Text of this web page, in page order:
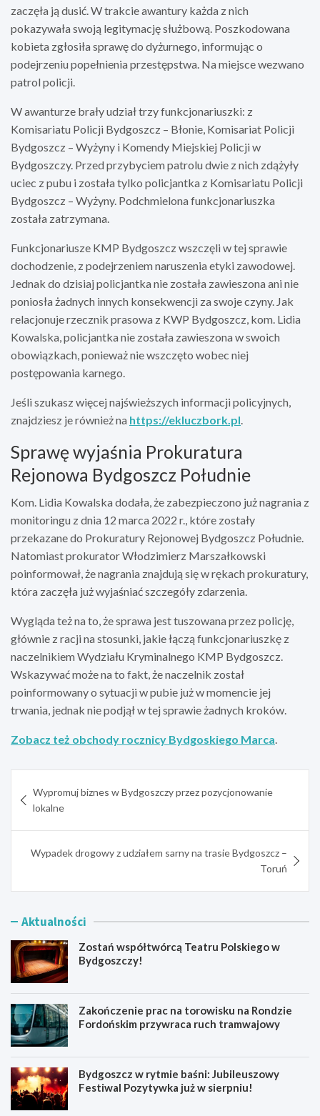
zaczęła ją dusić. W trakcie awantury każda z nich
pokazywała swoją legitymację służbową. Poszkodowana
kobieta zgłosiła sprawę do dyżurnego, informując o
podejrzeniu popełnienia przestępstwa. Na miejsce wezwano
patrol policji.
W awanturze brały udział trzy funkcjonariuszki: z
Komisariatu Policji Bydgoszcz – Błonie, Komisariat Policji
Bydgoszcz – Wyżyny i Komendy Miejskiej Policji w
Bydgoszczy. Przed przybyciem patrolu dwie z nich zdążyły
uciec z pubu i została tylko policjantka z Komisariatu Policji
Bydgoszcz – Wyżyny. Podchmielona funkcjonariuszka
została zatrzymana.
Funkcjonariusze KMP Bydgoszcz wszczęli w tej sprawie
dochodzenie, z podejrzeniem naruszenia etyki zawodowej.
Jednak do dzisiaj policjantka nie została zawieszona ani nie
poniosła żadnych innych konsekwencji za swoje czyny. Jak
relacjonuje rzecznik prasowa z KWP Bydgoszcz, kom. Lidia
Kowalska, policjantka nie została zawieszona w swoich
obowiązkach, ponieważ nie wszczęto wobec niej
postępowania karnego.
Jeśli szukasz więcej najświeższych informacji policyjnych,
znajdziesz je również na https://ekluczbork.pl
Sprawę wyjaśnia Prokuratura
Rejonowa Bydgoszcz Południe
Kom. Lidia Kowalska dodała, że zabezpieczono już nagrania z
monitoringu z dnia 12 marca 2022 r., które zostały
przekazane do Prokuratury Rejonowej Bydgoszcz Południe.
Natomiast prokurator Włodzimierz Marszałkowski
poinformował, że nagrania znajdują się w rękach prokuratury,
która zaczęła już wyjaśniać szczegóły zdarzenia.
Wygląda też na to, że sprawa jest tuszowana przez policję,
głównie z racji na stosunki, jakie łączą funkcjonariuszkę z
naczelnikiem Wydziału Kryminalnego KMP Bydgoszcz.
Wskazywać może na to fakt, że naczelnik został
poinformowany o sytuacji w pubie już w momencie jej
trwania, jednak nie podjął w tej sprawie żadnych kroków.
Zobacz też obchody rocznicy Bydgoskiego Marca
wpisu
Wypromuj biznes w Bydgoszczy przez pozycjonowanie
lokalne
Wypadek drogowy z udziałem sarny na trasie Bydgoszcz –
Toruń
Aktualności
Zostań współtwórcą Teatru Polskiego w
Bydgoszczy!
Zakończenie prac na torowisku na Rondzie
Fordońskim przywraca ruch tramwajowy
Bydgoszcz w rytmie baśni: Jubileuszowy
Festiwal Pozytywka już w sierpniu!